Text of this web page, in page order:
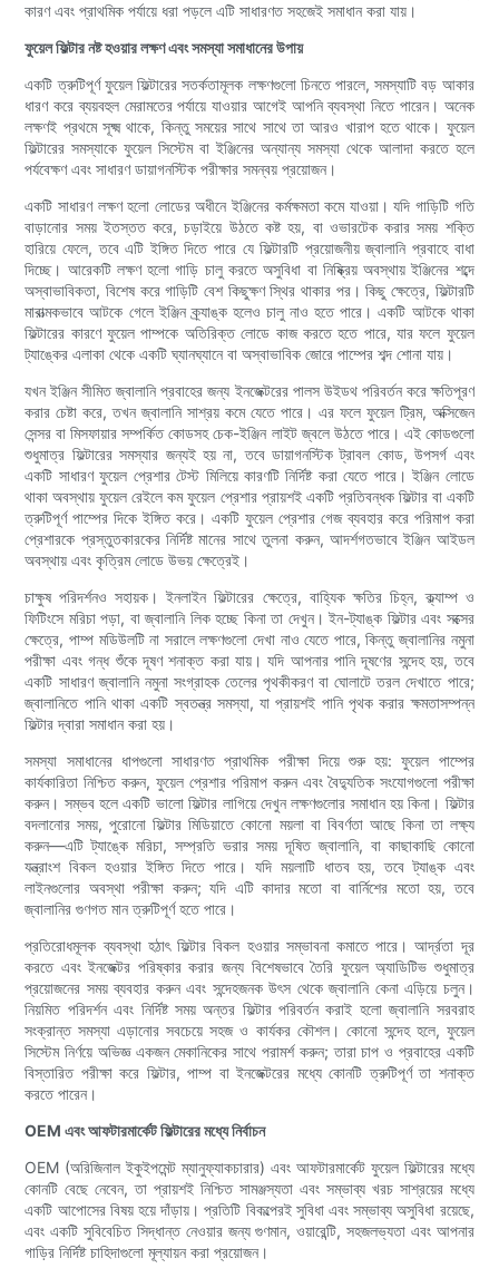
কারণ এবং প্রাথমিক পর্যায়ে ধরা পড়লে এটি সাধারণত সহজেই সমাধান করা যায়।
ফুয়েল ফিল্টার নষ্ট হওয়ার লক্ষণ এবং সমস্যা সমাধানের উপায়
একটি ত্রুটিপূর্ণ ফুয়েল ফিল্টারের সতর্কতামূলক লক্ষণগুলো চিনতে পারলে, সমস্যাটি বড় আকার
ধারণ করে ব্যয়বহুল মেরামতের পর্যায়ে যাওয়ার আগেই আপনি ব্যবস্থা নিতে পারেন। অনেক
লক্ষণই প্রথমে সূক্ষ্ম থাকে, কিন্তু সময়ের সাথে সাথে তা আরও খারাপ হতে থাকে। ফুয়েল
ফিল্টারের সমস্যাকে ফুয়েল সিস্টেম বা ইঞ্জিনের অন্যান্য সমস্যা থেকে আলাদা করতে হলে
পর্যবেক্ষণ এবং সাধারণ ডায়াগনস্টিক পরীক্ষার সমন্বয় প্রয়োজন।
একটি সাধারণ লক্ষণ হলো লোডের অধীনে ইঞ্জিনের কর্মক্ষমতা কমে যাওয়া। যদি গাড়িটি গতি
বাড়ানোর সময় ইতস্তত করে, চড়াইয়ে উঠতে কষ্ট হয়, বা ওভারটেক করার সময় শক্তি
হারিয়ে ফেলে, তবে এটি ইঙ্গিত দিতে পারে যে ফিল্টারটি প্রয়োজনীয় জ্বালানি প্রবাহে বাধা
দিচ্ছে। আরেকটি লক্ষণ হলো গাড়ি চালু করতে অসুবিধা বা নিষ্ক্রিয় অবস্থায় ইঞ্জিনের শব্দে
অস্বাভাবিকতা, বিশেষ করে গাড়িটি বেশ কিছুক্ষণ স্থির থাকার পর। কিছু ক্ষেত্রে, ফিল্টারটি
মারাত্মকভাবে আটকে গেলে ইঞ্জিন ক্র্যাঙ্ক হলেও চালু নাও হতে পারে। একটি আটকে থাকা
ফিল্টারের কারণে ফুয়েল পাম্পকে অতিরিক্ত লোডে কাজ করতে হতে পারে, যার ফলে ফুয়েল
ট্যাঙ্কের এলাকা থেকে একটি ঘ্যানঘ্যানে বা অস্বাভাবিক জোরে পাম্পের শব্দ শোনা যায়।
যখন ইঞ্জিন সীমিত জ্বালানি প্রবাহের জন্য ইনজেক্টরের পালস উইডথ পরিবর্তন করে ক্ষতিপূরণ
করার চেষ্টা করে, তখন জ্বালানি সাশ্রয় কমে যেতে পারে। এর ফলে ফুয়েল ট্রিম, অক্সিজেন
সেন্সর বা মিসফায়ার সম্পর্কিত কোডসহ চেক-ইঞ্জিন লাইট জ্বলে উঠতে পারে। এই কোডগুলো
শুধুমাত্র ফিল্টারের সমস্যার জন্যই হয় না, তবে ডায়াগনস্টিক ট্রাবল কোড, উপসর্গ এবং
একটি সাধারণ ফুয়েল প্রেশার টেস্ট মিলিয়ে কারণটি নির্দিষ্ট করা যেতে পারে। ইঞ্জিন লোডে
থাকা অবস্থায় ফুয়েল রেইলে কম ফুয়েল প্রেশার প্রায়শই একটি প্রতিবন্ধক ফিল্টার বা একটি
ত্রুটিপূর্ণ পাম্পের দিকে ইঙ্গিত করে। একটি ফুয়েল প্রেশার গেজ ব্যবহার করে পরিমাপ করা
প্রেশারকে প্রস্তুতকারকের নির্দিষ্ট মানের সাথে তুলনা করুন, আদর্শগতভাবে ইঞ্জিন আইডল
অবস্থায় এবং কৃত্রিম লোডে উভয় ক্ষেত্রেই।
চাক্ষুষ পরিদর্শনও সহায়ক। ইনলাইন ফিল্টারের ক্ষেত্রে, বাহ্যিক ক্ষতির চিহ্ন, ক্ল্যাম্প ও
ফিটিংসে মরিচা পড়া, বা জ্বালানি লিক হচ্ছে কিনা তা দেখুন। ইন-ট্যাঙ্ক ফিল্টার এবং সক্সের
ক্ষেত্রে, পাম্প মডিউলটি না সরালে লক্ষণগুলো দেখা নাও যেতে পারে, কিন্তু জ্বালানির নমুনা
পরীক্ষা এবং গন্ধ শুঁকে দূষণ শনাক্ত করা যায়। যদি আপনার পানি দূষণের সন্দেহ হয়, তবে
একটি সাধারণ জ্বালানি নমুনা সংগ্রাহক তেলের পৃথকীকরণ বা ঘোলাটে তরল দেখাতে পারে;
জ্বালানিতে পানি থাকা একটি স্বতন্ত্র সমস্যা, যা প্রায়শই পানি পৃথক করার ক্ষমতাসম্পন্ন
ফিল্টার দ্বারা সমাধান করা হয়।
সমস্যা সমাধানের ধাপগুলো সাধারণত প্রাথমিক পরীক্ষা দিয়ে শুরু হয়: ফুয়েল পাম্পের
কার্যকারিতা নিশ্চিত করুন, ফুয়েল প্রেশার পরিমাপ করুন এবং বৈদ্যুতিক সংযোগগুলো পরীক্ষা
করুন। সম্ভব হলে একটি ভালো ফিল্টার লাগিয়ে দেখুন লক্ষণগুলোর সমাধান হয় কিনা। ফিল্টার
বদলানোর সময়, পুরোনো ফিল্টার মিডিয়াতে কোনো ময়লা বা বিবর্ণতা আছে কিনা তা লক্ষ্য
করুন—এটি ট্যাঙ্কে মরিচা, সম্প্রতি ভরার সময় দূষিত জ্বালানি, বা কাছাকাছি কোনো
যন্ত্রাংশ বিকল হওয়ার ইঙ্গিত দিতে পারে। যদি ময়লাটি ধাতব হয়, তবে ট্যাঙ্ক এবং
লাইনগুলোর অবস্থা পরীক্ষা করুন; যদি এটি কাদার মতো বা বার্নিশের মতো হয়, তবে
জ্বালানির গুণগত মান ত্রুটিপূর্ণ হতে পারে।
প্রতিরোধমূলক ব্যবস্থা হঠাৎ ফিল্টার বিকল হওয়ার সম্ভাবনা কমাতে পারে। আর্দ্রতা দূর
করতে এবং ইনজেক্টর পরিষ্কার করার জন্য বিশেষভাবে তৈরি ফুয়েল অ্যাডিটিভ শুধুমাত্র
প্রয়োজনের সময় ব্যবহার করুন এবং সন্দেহজনক উৎস থেকে জ্বালানি কেনা এড়িয়ে চলুন।
নিয়মিত পরিদর্শন এবং নির্দিষ্ট সময় অন্তর ফিল্টার পরিবর্তন করাই হলো জ্বালানি সরবরাহ
সংক্রান্ত সমস্যা এড়ানোর সবচেয়ে সহজ ও কার্যকর কৌশল। কোনো সন্দেহ হলে, ফুয়েল
সিস্টেম নির্ণয়ে অভিজ্ঞ একজন মেকানিকের সাথে পরামর্শ করুন; তারা চাপ ও প্রবাহের একটি
বিস্তারিত পরীক্ষা করে ফিল্টার, পাম্প বা ইনজেক্টরের মধ্যে কোনটি ত্রুটিপূর্ণ তা শনাক্ত
করতে পারেন।
OEM এবং আফটারমার্কেট ফিল্টারের মধ্যে নির্বাচন
OEM (অরিজিনাল ইকুইপমেন্ট ম্যানুফ্যাকচারার) এবং আফটারমার্কেট ফুয়েল ফিল্টারের মধ্যে
কোনটি বেছে নেবেন, তা প্রায়শই নিশ্চিত সামঞ্জস্যতা এবং সম্ভাব্য খরচ সাশ্রয়ের মধ্যে
একটি আপোসের বিষয় হয়ে দাঁড়ায়। প্রতিটি বিকল্পেরই সুবিধা এবং সম্ভাব্য অসুবিধা রয়েছে,
এবং একটি সুবিবেচিত সিদ্ধান্ত নেওয়ার জন্য গুণমান, ওয়ারেন্টি, সহজলভ্যতা এবং আপনার
গাড়ির নির্দিষ্ট চাহিদাগুলো মূল্যায়ন করা প্রয়োজন।